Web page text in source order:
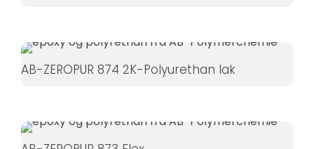
AB-ZEROPUR 874 2K-Polyurethan lak
og
adfærd,
vores side,
øger du